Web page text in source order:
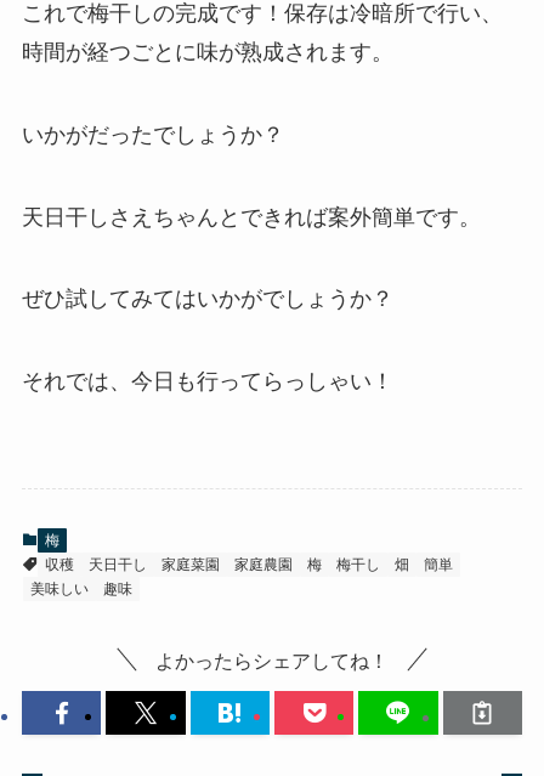
これで梅干しの完成です！保存は冷暗所で行い、
時間が経つごとに味が熟成されます。
いかがだったでしょうか？
天日干しさえちゃんとできれば案外簡単です。
ぜひ試してみてはいかがでしょうか？
それでは、今日も行ってらっしゃい！
梅
収穫
天日干し 家庭菜園 家庭農園 梅 梅干し 畑
簡単
美味しい
趣味
よかったらシェアしてね！